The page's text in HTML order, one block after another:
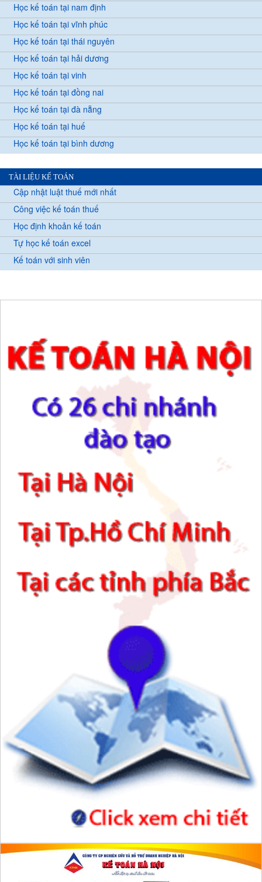
Học kế toán tại nam định
Học kế toán tại vĩnh phúc
Học kế toán tại thái nguyên
Học kế toán tại hải dương
Học kế toán tại vinh
Học kế toán tại đồng nai
Học kế toán tại đà nẵng
Học kế toán tại huế
Học kế toán tại bình dương
TÀI LIỆU KẾ TOÁN
Cập nhật luật thuế mới nhất
Công việc kế toán thuế
Học định khoản kế toán
Tự học kế toán excel
Kế toán với sinh viên